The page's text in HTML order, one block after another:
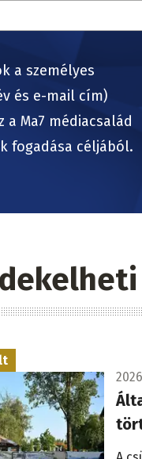
a személyes
és e-mail cím)
a Ma7 médiacsalád
fogadása céljából.